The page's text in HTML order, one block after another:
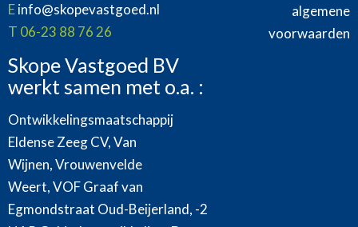
Einfo@skopevastgoed.nl
T 06-23 88 76 26
Skope Vastgoed BV
werkt samen met o.a. :
Ontwikkelingsmaatschappij
Eldense Zeeg CV, Van
Wijnen, Vrouwenvelde
Weert, VOF Graaf van
Egmondstraat Oud-Beijerland, -2
algemene
voorwaarden